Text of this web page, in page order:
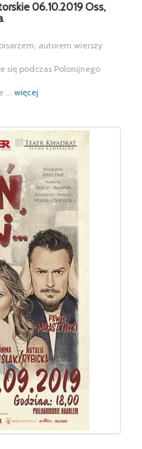
06.10.2019 Oss,
autorem wierszy
się podczas Polonijnego
... więcej